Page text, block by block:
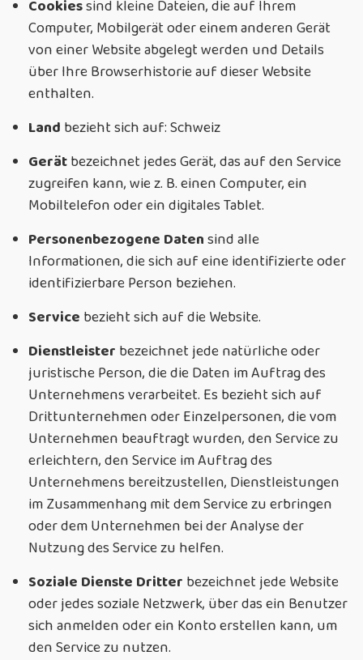
Cookiessind kleine Dateien, die auf Ihrem
Computer, Mobilgerät oder einem anderen Gerät
von einer Website abgelegt werden und Details
über Ihre Browserhistorie auf dieser Website
enthalten.
Land bezieht sich auf: Schweiz
Gerätbezeichnet jedes Gerät, das auf den Service
zugreifen kann, wie z. B. einen Computer, ein
Mobiltelefon oder ein digitales Tablet.
Personenbezogene Datensind alle
Informationen, die sich auf eine identifizierte oder
identifizierbare Person beziehen.
Service bezieht sich auf die Website.
Dienstleister bezeichnet jede natürliche oder
juristische Person, die die Daten im Auftrag des
Unternehmens verarbeitet. Es bezieht sich auf
Drittunternehmen oder Einzelpersonen, die vom
Unternehmen beauftragt wurden, den Service zu
erleichtern, den Service im Auftrag des
Unternehmens bereitzustellen, Dienstleistungen
im Zusammenhang mit dem Service zu erbringen
oder dem Unternehmen bei der Analyse der
Nutzung des Service zu helfen.
Soziale Dienste Dritter bezeichnet jede Website
oder jedes soziale Netzwerk, über das ein Benutzer
sich anmelden oder ein Konto erstellen kann, um
den Service zu nutzen.